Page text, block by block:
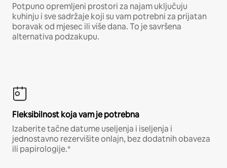
Potpuno opremljeni prostori za najam uključuju
kuhinju i sve sadržaje koji su vam potrebni za prijatan
boravak od mjesec ili više dana. To je savršena
alternativa podzakupu.
Fleksibilnost koja vam je potrebna
Izaberite tačne datume useljenja i iseljenja i
jednostavno rezervišite onlajn, bez dodatnih obaveza
ili papirologije.*